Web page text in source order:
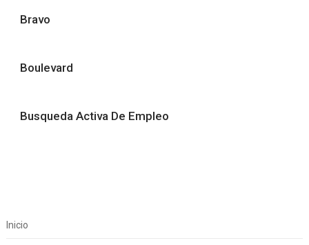
Bravo
Boulevard
Busqueda Activa De Empleo
Inicio